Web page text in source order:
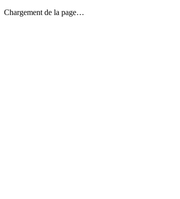
Chargement de la page…